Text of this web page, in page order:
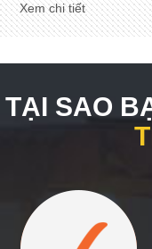
Xem chi tiết
TẠI SAO